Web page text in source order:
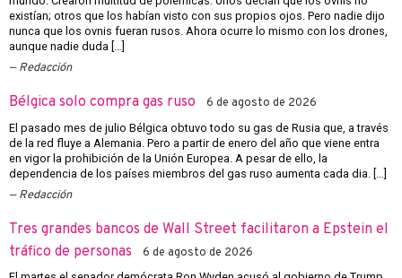
existían; otros que los habían visto con sus propios ojos. Pero nadie dijo
nunca que los ovnis fueran rusos. Ahora ocurre lo mismo con los drones,
aunque nadie duda […]
Redacción
Bélgica solo compra gas ruso 6 de agosto de 2026
El pasado mes de julio Bélgica obtuvo todo su gas de Rusia que, a través
de la red fluye a Alemania. Pero a partir de enero del año que viene entra
en vigor la prohibición de la Unión Europea. A pesar de ello, la
dependencia de los países miembros del gas ruso aumenta cada dia. […]
Redacción
Tres grandes bancos de Wall Street facilitaron a Epstein el
tráfico de personas
6 de agosto de 2026